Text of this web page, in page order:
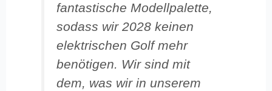
fantastische Modellpalette,
sodass wir 2028 keinen
elektrischen Golf mehr
benötigen. Wir sind mit
dem, was wir in unserem